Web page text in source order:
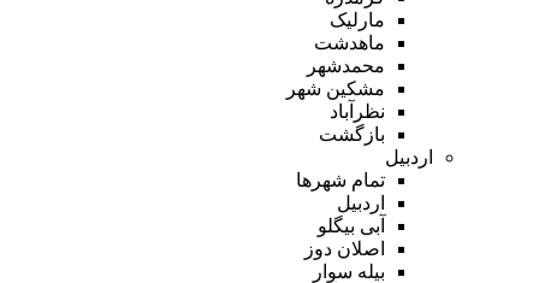
مارلیک
ماهدشت
محمدشهر
مشکین شهر
نظرآباد
بازگشت
اردبیل
تمام شهر‌ها
اردبیل
آبی بیگلو
اصلان دوز
بیله سوار